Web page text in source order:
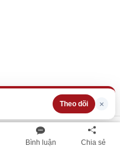
Bình luận Chia sẻ
Theo dõi ×